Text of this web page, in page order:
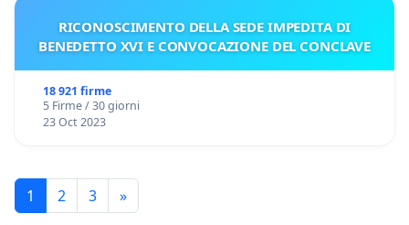
RICONOSCIMENTO DELLA SEDE IMPEDITA DI
BENEDETTO XVI E CONVOCAZIONE DEL CONCLAVE
18 921 firme
5 Firme / 30 giorni
23 Oct 2023
1 2 3 »